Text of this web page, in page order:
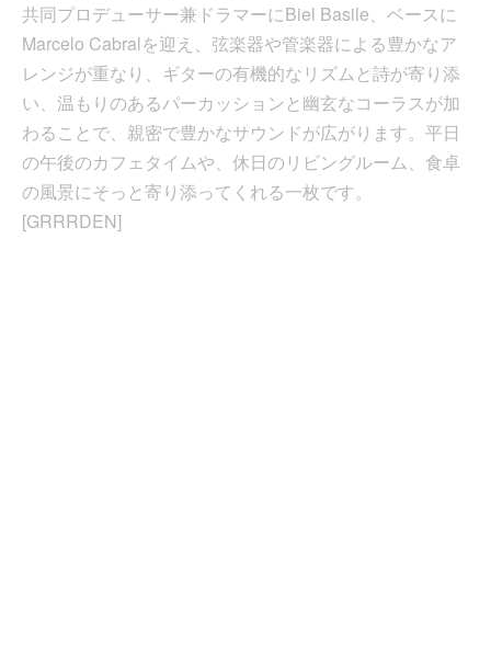
共同プロデューサー兼ドラマーにBiel Basile、ベースに
Marcelo Cabralを迎え、弦楽器や管楽器による豊かなア
レンジが重なり、ギターの有機的なリズムと詩が寄り添
い、温もりのあるパーカッションと幽玄なコーラスが加
わることで、親密で豊かなサウンドが広がります。平日
の午後のカフェタイムや、休日のリビングルーム、食卓
の風景にそっと寄り添ってくれる一枚です。
[GRRRDEN]